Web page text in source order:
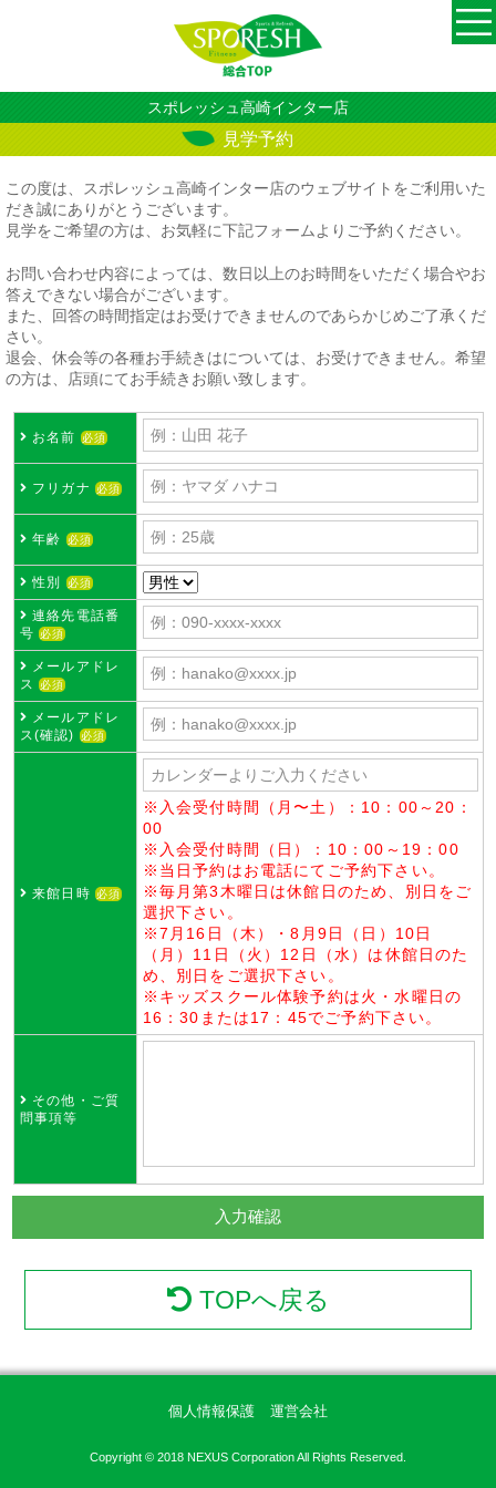
スポレッシュ高崎インター店
見学予約
この度は、スポレッシュ高崎インター店のウェブサイトをご利用いた
だき誠にありがとうございます。
見学をご希望の方は、お気軽に下記フォームよりご予約ください。
お問い合わせ内容によっては、数日以上のお時間をいただく場合やお
答えできない場合がございます。
また、回答の時間指定はお受けできませんのであらかじめご了承くだ
さい。
退会、休会等の各種お手続きはについては、お受けできません。希望
の方は、店頭にてお手続きお願い致します。
お名前 必須
フリガナ 必須
年齢 必須
性別 必須
連絡先電話番
号 必須
メールアドレ
ス
必須
メールアドレ
ス(確認)
必須
来館日時 必須
※入会受付時間（月〜土）：10：00～20：
00
※入会受付時間（日）：10：00～19：00
※当日予約はお電話にてご予約下さい。
※毎月第3木曜日は休館日のため、別日をご
選択下さい。
※7月16日（木）・8月9日（日）10日
（月）11日（火）12日（水）は休館日のた
め、別日をご選択下さい。
※キッズスクール体験予約は火・水曜日の
16：30または17：45でご予約下さい。
その他・ご質
問事項等
TOPへ戻る
個人情報保護 運営会社
Copyright © 2018 NEXUS Corporation All Rights Reserved.